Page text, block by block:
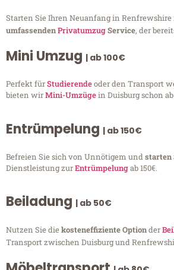
Starten Sie Ihren Neuanfang in
umfassendenPrivatumzugService, der
Mini Umzug | ab 100€
Perfekt fürStudierendeoder den Transport
bieten wirMini-Umzügein Duisburg schon ab
Entrümpelung | ab 150€
Befreien Sie sich von Unnötigem undstarten
Dienstleistung zurEntrümpelungab 150€.
Beiladung | ab 50€
Nutzen Sie diekosteneffiziente Optionder
Transport zwischen Duisburg und